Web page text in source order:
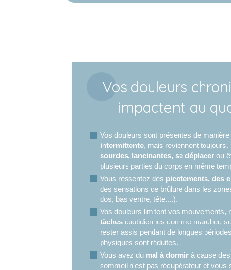
Vos douleurs
impactent au
Vos douleurs sont présentes de manière
intermittente, mais reviennent toujours.
sourdes, lancinantes, se déplacer ou
plusieurs parties du corps en même
Vous ressentez des picotements, des
des sensations de brûlure dans les
dos, bas ventre, tête....).
Vos douleurs limitent vos mouvements, r
tâches quotidiennes comme marcher,
rester assis pendant de longues
physiques sont réduites.
Vous avez du mal à dormir à cause
sommeil n'est pas récupérateur et vous
Vous souffrez de
douleurs chroniques
fibromyalgie, migraines, endométriose,
et/ou de fatigue et ressentez de nombreux
impactent considérablement votre qualité de
En Médecine Traditionnelle Chinoise,ces
de blocagesde la circulation de Qi (énergie)
des techniques pour rétablir un bon